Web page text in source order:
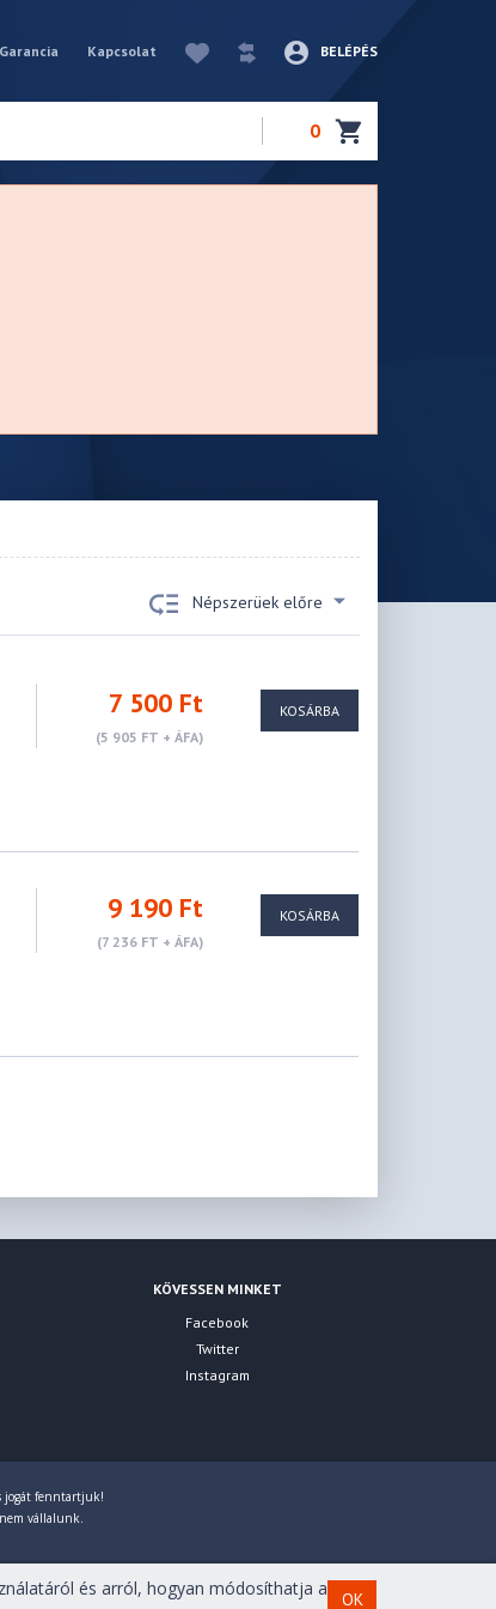
Garancia Kapcsolat BELÉPÉS
0
Népszerüek előre
7 500 Ft
(5 905 FT + ÁFA)
KOSÁRBA
9 190 Ft
(7 236 FT + ÁFA)
KOSÁRBA
KÖVESSEN MINKET
Facebook
Twitter
Instagram
jogát fenntartjuk!
vállalunk.
és arról, hogyan módosíthatja a
OK